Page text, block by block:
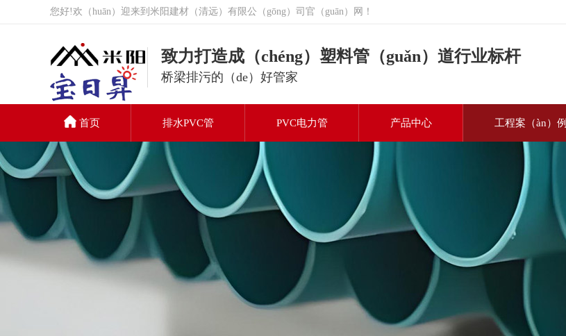
您好!欢（huān）迎来到米阳建材（清远）有限公（gōng）司官（guān）网！
PVC排水管
致力打造成（chéng）塑料管（guǎn）道行业标杆
桥梁排污的（de）好管家
首页 排水PVC管 PVC电力管 产品中心 工程案（àn）例
联系我们（men）